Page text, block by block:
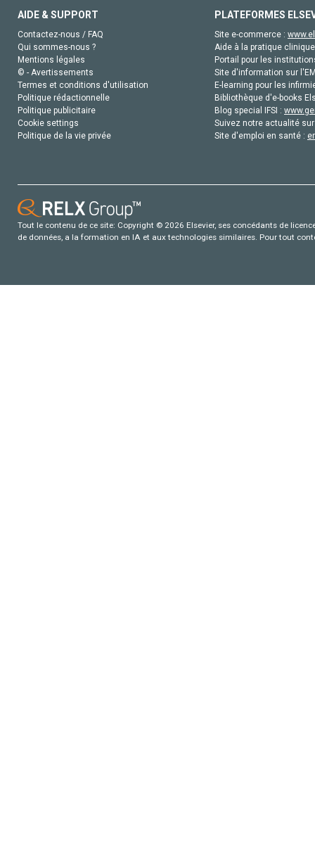
AIDE & SUPPORT
Contactez-nous / FAQ
Qui sommes-nous ?
Mentions légales
© - Avertissements
Termes et conditions d'utilisation
Politique rédactionnelle
Politique publicitaire
Cookie settings
Politique de la vie privée
PLATEFORMES
Site e-commerce :
Aide à la pratique
Portail pour les
Site d'information sur
E-learning pour les
Bibliothèque d'e-books
Blog special IFSI :
Suivez notre actualité
Site d'emploi en santé :
Tout le contenu de ce site: Copyright © 2026 Elsevier, ses concédants de
de données, a la formation en IA et aux technologies similaires. Pour tout